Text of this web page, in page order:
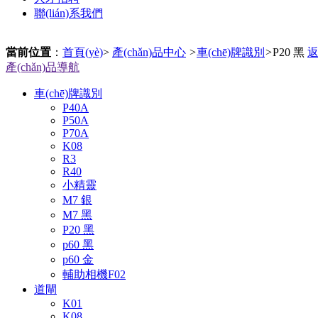
聯(lián)系我們
當前位置 ： 首頁(yè)> 產(chǎn)品中心 >車(chē)牌識別 >P20 黑
產(chǎn)品導航
車(chē)牌識別
P40A
P50A
P70A
K08
R3
R40
小精靈
M7 銀
M7 黑
P20 黑
p60 黑
p60 金
輔助相機F02
道閘
K01